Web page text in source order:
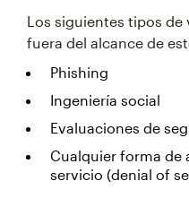
Los siguientes tipos
fuera del alcance de
Phishing
Ingeniería social
Evaluaciones de
Cualquier forma de
servicio (denial of